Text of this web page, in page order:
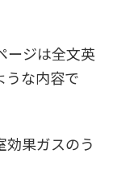
ージは全文英
うな内容で
果ガスのう